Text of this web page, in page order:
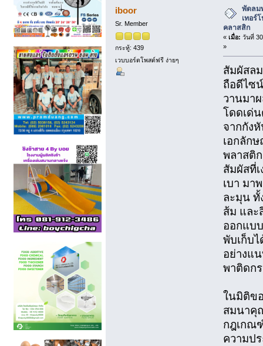
ดีไซน์คลาสสิก (อ่าน 197 ครั้ง)
iboor
Sr. Member
กระทู้: 439
เวบบอร์ดโพสต์ฟรี ง่ายๆ
พัดลม
เทอร์
คลาสสิก
« เมื่อ: วันที่
»
สัมผัสล
ถือดีไซ
วานมา
โดดเด่
จากกัง
เอกลัก
พลาสติ
สัมผัสที่
เบา มา
ละมุน ทั้
ส้ม และ
ออกแบ
พับเก็บ
อย่างแ
พาติดก
ในมิติข
สมนาคุ
กฎเกณ
ความป